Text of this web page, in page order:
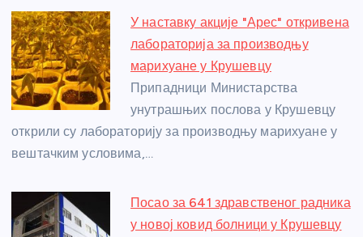
У наставку акције "Арес" откривена
лабораторија за производњу
марихуане у Крушевцу
Припадници Министарства
унутрашњих послова у Крушевцу
открили су лабораторију за производњу марихуане у
вештачким условима,…
Посао за 641 здравственог радника
у новој ковид болници у Крушевцу